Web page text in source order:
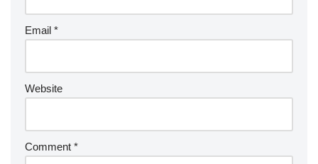
Email *
Website
Comment *